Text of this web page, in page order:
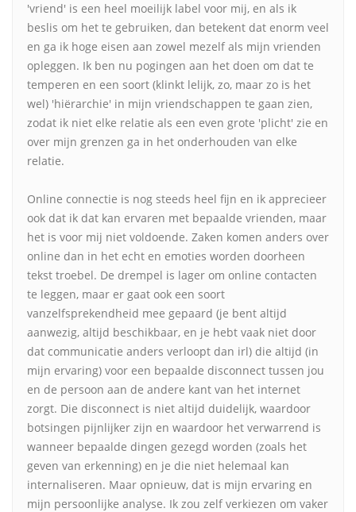
'vriend' is een heel moeilijk label voor mij, en als ik
beslis om het te gebruiken, dan betekent dat enorm veel
en ga ik hoge eisen aan zowel mezelf als mijn vrienden
opleggen. Ik ben nu pogingen aan het doen om dat te
temperen en een soort (klinkt lelijk, zo, maar zo is het
wel) 'hiërarchie' in mijn vriendschappen te gaan zien,
zodat ik niet elke relatie als een even grote 'plicht' zie en
over mijn grenzen ga in het onderhouden van elke
relatie.
Online connectie is nog steeds heel fijn en ik apprecieer
ook dat ik dat kan ervaren met bepaalde vrienden, maar
het is voor mij niet voldoende. Zaken komen anders over
online dan in het echt en emoties worden doorheen
tekst troebel. De drempel is lager om online contacten
te leggen, maar er gaat ook een soort
vanzelfsprekendheid mee gepaard (je bent altijd
aanwezig, altijd beschikbaar, en je hebt vaak niet door
dat communicatie anders verloopt dan irl) die altijd (in
mijn ervaring) voor een bepaalde disconnect tussen jou
en de persoon aan de andere kant van het internet
zorgt. Die disconnect is niet altijd duidelijk, waardoor
botsingen pijnlijker zijn en waardoor het verwarrend is
wanneer bepaalde dingen gezegd worden (zoals het
geven van erkenning) en je die niet helemaal kan
internaliseren. Maar opnieuw, dat is mijn ervaring en
mijn persoonlijke analyse. Ik zou zelf verkiezen om vaker